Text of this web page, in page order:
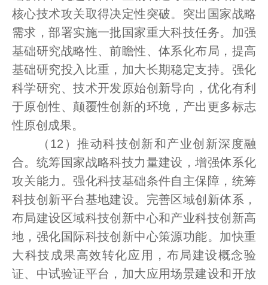
核心技术攻关取得决定性突破。突出国家战略
需求，部署实施一批国家重大科技任务。加强
基础研究战略性、前瞻性、体系化布局，提高
基础研究投入比重，加大长期稳定支持。强化
科学研究、技术开发原始创新导向，优化有利
于原创性、颠覆性创新的环境，产出更多标志
性原创成果。
（12）推动科技创新和产业创新深度融
合。统筹国家战略科技力量建设，增强体系化
攻关能力。强化科技基础条件自主保障，统筹
科技创新平台基地建设。完善区域创新体系，
布局建设区域科技创新中心和产业科技创新高
地，强化国际科技创新中心策源功能。加快重
大科技成果高效转化应用，布局建设概念验
证、中试验证平台，加大应用场景建设和开放